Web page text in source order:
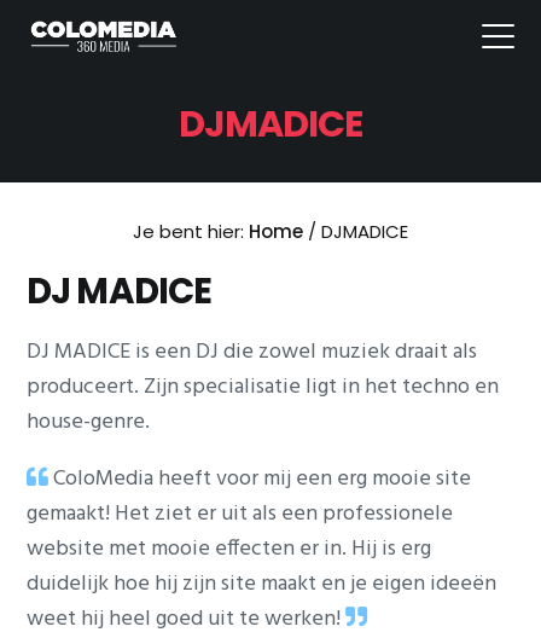
Spring naar de hoofdnavigatie
Door naar de hoofd inhoud
Spring naar de voettekst
DJMADICE
Je bent hier: Home / DJMADICE
DJ MADICE
DJ MADICE is een DJ die zowel muziek draait als
produceert. Zijn specialisatie ligt in het techno en
house-genre.
ColoMedia heeft voor mij een erg mooie site
gemaakt! Het ziet er uit als een professionele
website met mooie effecten er in. Hij is erg
duidelijk hoe hij zijn site maakt en je eigen ideeën
weet hij heel goed uit te werken!